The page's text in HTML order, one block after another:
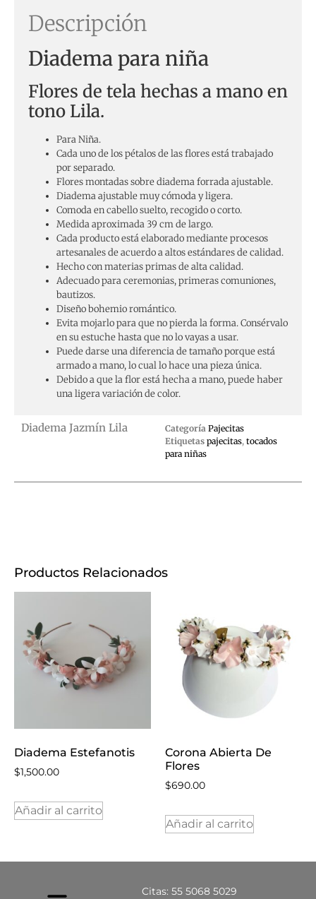
Descripción
Diadema para niña
Flores de tela hechas a mano en
tono Lila.
Para Niña.
Cada uno de los pétalos de las flores está trabajado
por separado.
Flores montadas sobre diadema forrada ajustable.
Diadema ajustable muy cómoda y ligera.
Comoda en cabello suelto, recogido o corto.
Medida aproximada 39 cm de largo.
Cada producto está elaborado mediante procesos
artesanales de acuerdo a altos estándares de calidad.
Hecho con materias primas de alta calidad.
Adecuado para ceremonias, primeras comuniones,
bautizos.
Diseño bohemio romántico.
Evita mojarlo para que no pierda la forma. Consérvalo
en su estuche hasta que no lo vayas a usar.
Puede darse una diferencia de tamaño porque está
armado a mano, lo cual lo hace una pieza única.
Debido a que la flor está hecha a mano, puede haber
una ligera variación de color.
Diadema Jazmín Lila Categoría Pajecitas
Etiquetas pajecitas, tocados
para niñas
Productos Relacionados
Diadema Estefanotis
$1,500.00
Añadir al carrito
Corona Abierta De
Flores
$690.00
Añadir al carrito
Citas: 55 5068 5029